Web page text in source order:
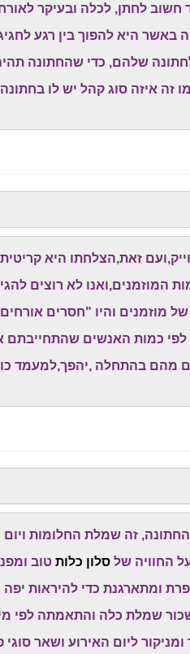
לחתן, לכלה ובעיקר
באשר היא להפוך בין רגע
שלהם, כדי שהחתונה
איזה סוג קהל יש לו
זאת,הצלחתו היא
המוזמנים,ואנו לא רוצים
מוזמנים והיו "חסרים
לפי כמות האנשים שהתחייבתם
מהם בהתחלה ,יהפך,למעמד
זה שמלת החלומות ויום
החוויה של סלון כלות טוב
כדי להיראות יפה
שמלת כלה והתאמתה לפי
ליום האירוע ושאר סוגי